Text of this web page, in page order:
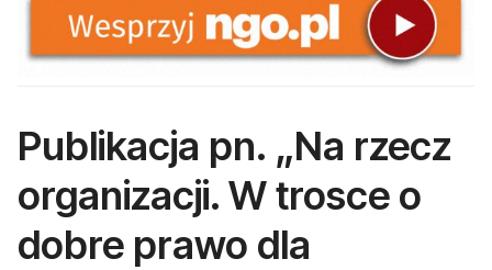
Publikacja pn. „Na rzecz
organizacji. W trosce o
dobre prawo dla